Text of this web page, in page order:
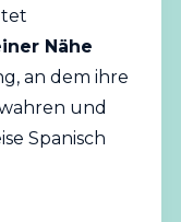
Nähe
an dem ihre
und
Spanisch